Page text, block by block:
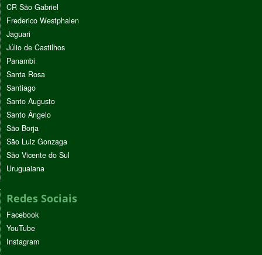
CR São Gabriel
Frederico Westphalen
Jaguari
Júlio de Castilhos
Panambi
Santa Rosa
Santiago
Santo Augusto
Santo Ângelo
São Borja
São Luiz Gonzaga
São Vicente do Sul
Uruguaiana
Redes Sociais
Facebook
YouTube
Instagram